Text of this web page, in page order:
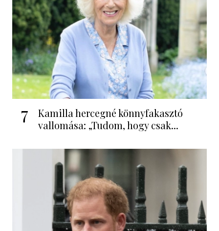
7
Kamilla hercegné könnyfakasztó
vallomása: „Tudom, hogy csak...